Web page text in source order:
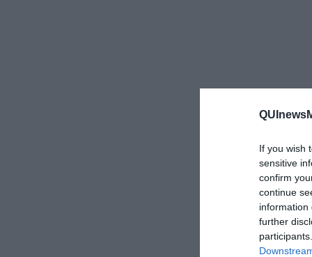
If you wish
sensitive
confirm
continue
information
further